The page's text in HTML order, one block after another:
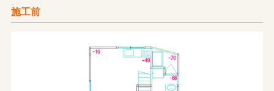
施工前